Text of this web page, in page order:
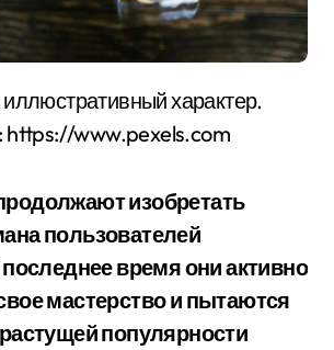
https://www.pexels.com
изобретать
пользователей
время они активно
мастерство и пытаются
популярности